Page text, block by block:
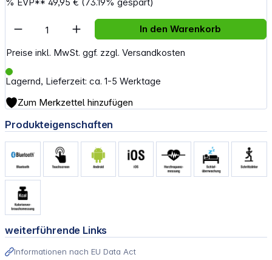
Preise inkl. MwSt. ggf. zzgl. Versandkosten
Lagernd, Lieferzeit: ca. 1-5 Werktage
Artikel Anzahl: Gib den gewünschten
In den Warenkorb
Zum Merkzettel hinzufügen
Produkteigenschaften
weiterführende Links
Informationen nach EU Data Act